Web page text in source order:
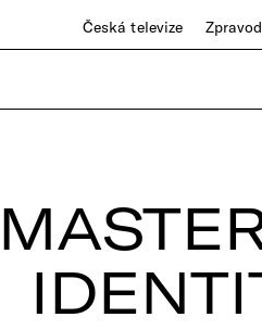
Česká televize